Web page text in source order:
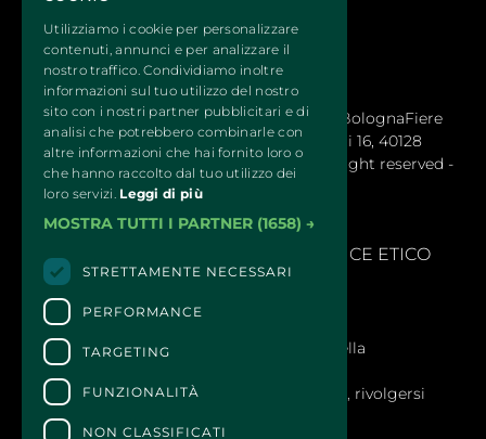
QUATTROZAMPEINFIERA Organizzata da BolognaFiere
Cosmoprof S.p.a. – Sede legale: Via Maserati 16, 40128
Bologna (Italy) - R.E.A. 1766978 © 2024 All right reserved -
BolognaFiere Cosmoprof
SEGNALAZIONI -
MODELLLO EX. D.LGS 231/2001 E CODICE ETICO
CONTATTI
Per informazioni e supporto all'acquisto della
biglietteria
Per informazioni sul programma e l'evento, rivolgersi
all'organizzatore
Utilizziamo i cookie per personalizzare
contenuti, annunci e per analizzare il
nostro traffico. Condividiamo inoltre
informazioni sul tuo utilizzo del nostro
sito con i nostri partner pubblicitari e di
analisi che potrebbero combinarle con
altre informazioni che hai fornito loro o
che hanno raccolto dal tuo utilizzo dei
loro servizi. Leggi di più
MOSTRA TUTTI I PARTNER (1658) →
STRETTAMENTE NECESSARI
PERFORMANCE
TARGETING
FUNZIONALITÀ
NON CLASSIFICATI